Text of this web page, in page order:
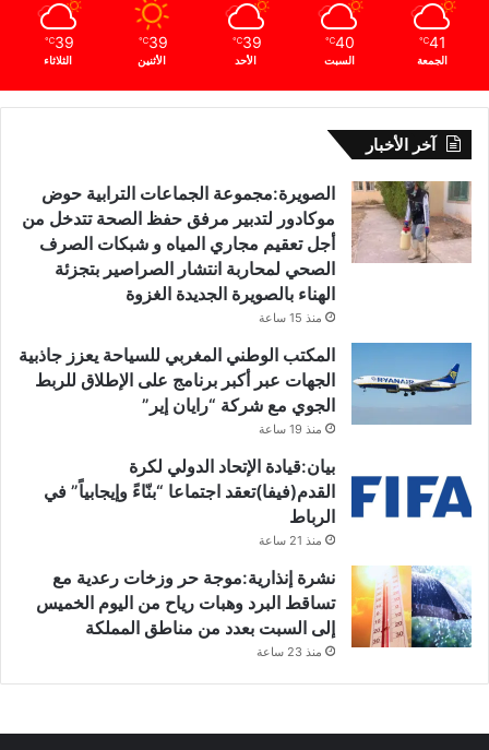
41
℃
الجمعة
40
℃
السبت
39
℃
الأحد
39
℃
الأثنين
39
℃
الثلاثاء
آخر الأخبار
الصويرة:مجموعة الجماعات الترابية حوض
موكادور لتدبير مرفق حفظ الصحة تتدخل من
أجل تعقيم مجاري المياه و شبكات الصرف
الصحي لمحاربة انتشار الصراصير بتجزئة
الهناء بالصويرة الجديدة الغزوة
منذ 15 ساعة
المكتب الوطني المغربي للسياحة يعزز جاذبية
الجهات عبر أكبر برنامج على الإطلاق للربط
الجوي مع شركة “رايان إير”
منذ 19 ساعة
بيان:قيادة الإتحاد الدولي لكرة
القدم(فيفا)تعقد اجتماعا “بنّاءً وإيجابياً” في
الرباط
منذ 21 ساعة
نشرة إنذارية:موجة حر وزخات رعدية مع
تساقط البرد وهبات رياح من اليوم الخميس
إلى السبت بعدد من مناطق المملكة
منذ 23 ساعة